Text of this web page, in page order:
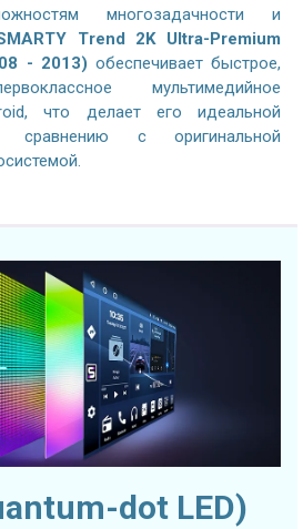
многозадачности и
Trend 2K Ultra-Premium
- 2013) обеспечивает быстрое,
мультимедийное
что делает его идеальной
сравнению с оригинальной
dot LED)